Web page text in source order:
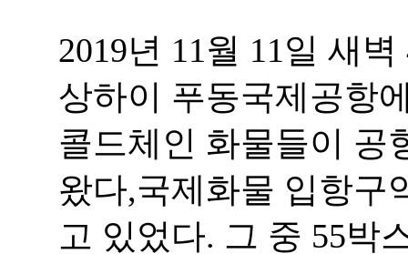
2019년 11월 11일 새
상하이 푸동국제공항
콜드체인 화물들이 공
왔다,국제화물 입항구
고 있었다. 그 중 55박